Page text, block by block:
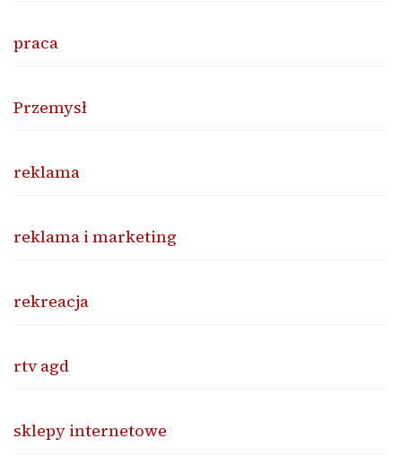
praca
Przemysł
reklama
reklama i marketing
rekreacja
rtv agd
sklepy internetowe